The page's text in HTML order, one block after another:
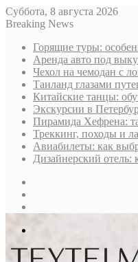
Суббота, 8 августа 2026
Breaking News
Горящие туры:
Аренда авто под
Чехол на чемодан с
Таиланд глазами
Китайские танцы:
Экскурсии в
Пирамида Хефрена:
Треккинг, походы и
Авиабилеты: как
Дизайнерский отель: